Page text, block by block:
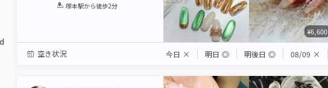
1 2 3 4 5
塚本駅から徒歩2分
¥6,600
空き状況 今日 × 明日 ◎ 明後日 ◎ 08/09 ×